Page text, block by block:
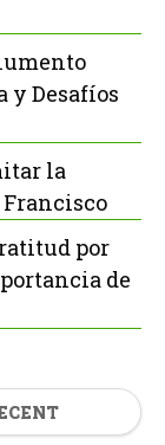
y Desafíos
la
Francisco
por
de